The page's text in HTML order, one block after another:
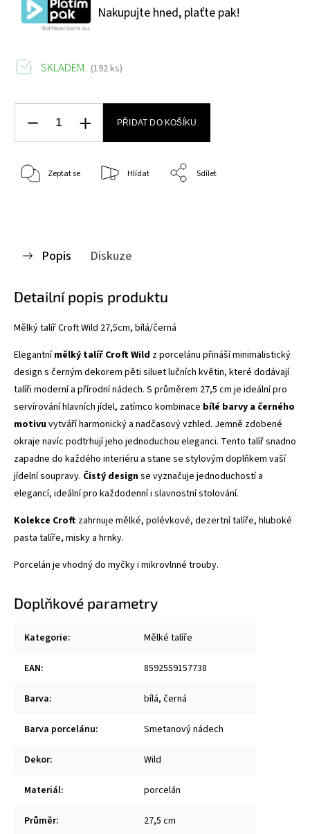
Nakupujte hned, plaťte pak!
SKLADEM (192 ks)
PŘIDAT DO KOŠÍKU
Zeptat se Hlídat Sdílet
Popis Diskuze
Detailní popis produktu
Mělký talíř Croft Wild 27,5cm, bílá/černá
Elegantnímělký talíř Croft Wild z porcelánu přináší minimalistický
design s černým dekorem pěti siluet lučních květin, které dodávají
talíři moderní a přírodní nádech. S průměrem 27,5 cm je ideální pro
servírování hlavních jídel, zatímco kombinace bílé barvy a černého
motivuvytváří harmonický a nadčasový vzhled. Jemně zdobené
okraje navíc podtrhují jeho jednoduchou eleganci. Tento talíř snadno
zapadne do každého interiéru a stane se stylovým doplňkem vaší
jídelní soupravy. Čistý designse vyznačuje jednoduchostí a
elegancí, ideální pro každodenní i slavnostní stolování.
Kolekce Croft zahrnuje mělké, polévkové, dezertní talíře, hluboké
pasta talíře, misky a hrnky.
Porcelán je vhodný do myčky i mikrovlnné trouby.
Doplňkové parametry
Kategorie: Mělké talíře
EAN: 8592559157738
Barva: bílá, černá
Barva porcelánu: Smetanový nádech
Dekor: Wild
Materiál: porcelán
Průměr: 27,5 cm